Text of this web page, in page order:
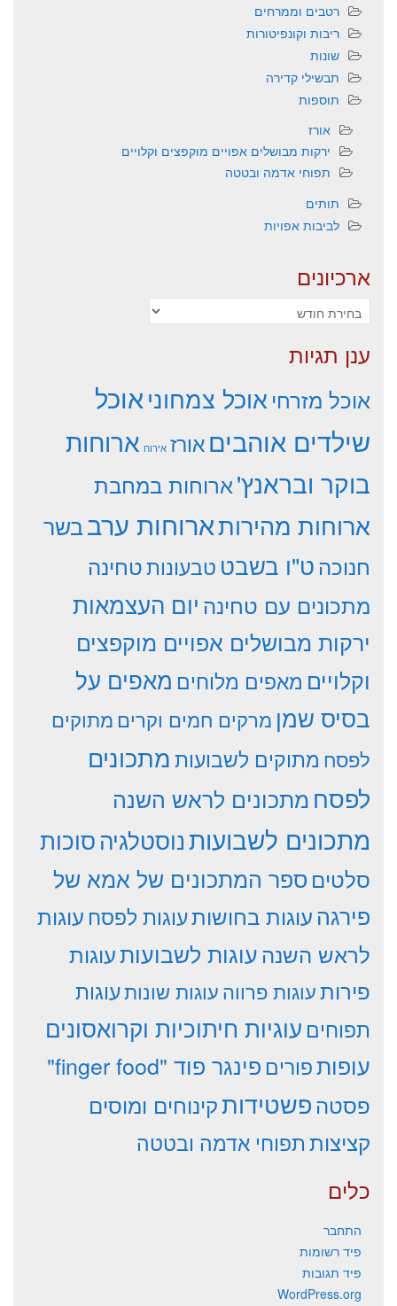
רטבים וממרחים
ריבות וקונפיטורות
שונות
תבשילי קדירה
תוספות
אורז
ירקות מבושלים אפויים מוקפצים וקלויים
תפוחי אדמה ובטטה
תותים
לביבות אפויות
ארכיונים
ענן תגיות
אוכל מזרחיאוכל צמחוניאוכל
שילדים אוהביםאורז אירוח ארוחות
בוקר ובראנץ'ארוחות במחבת
ארוחות מהירותארוחות ערבבשר
חנוכהט"ו בשבט טבעונותטחינה
מתכונים עם טחינה יום העצמאות
ירקות מבושלים אפויים מוקפצים
וקלויים מאפים מלוחים מאפים על
בסיס שמן מרקים חמים וקריםמתוקים
לפסח מתוקים לשבועותמתכונים
לפסח מתכונים לראש השנה
מתכונים לשבועותנוסטלגיהסוכות
סלטים ספר המתכונים של אמא של
פירגהעוגות בחושותעוגות לפסח עוגות
לראש השנהעוגות לשבועותעוגות
פירותעוגות פרווהעוגות שונותעוגות
תפוחים עוגיות חיתוכיות וקרואסונים
עופותפורים פינגר פוד "finger food"
פסטהפשטידותקינוחים ומוסים
קציצותתפוחי אדמה ובטטה
כלים
התחבר
פיד רשומות
פיד תגובות
WordPress.org